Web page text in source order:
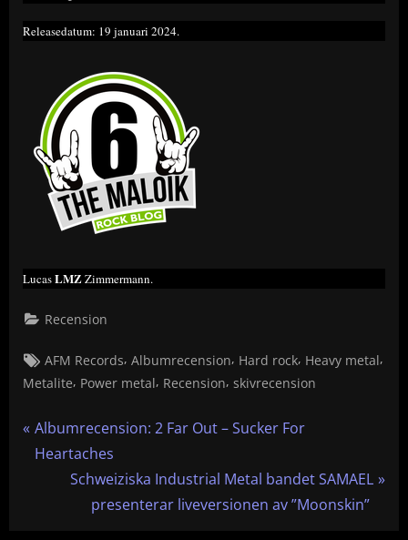
Releasedatum: 19 januari 2024.
LucasLMZZimmermann.
Recension
Tags:
AFM Records, Albumrecension, Hard rock, Heavy metal,
Metalite, Power metal, Recension, skivrecension
P
r
Albumrecension: 2 Far Out – Sucker For
Heartaches
N
Schweiziska Industrial Metal bandet SAMAEL
presenterar liveversionen av ”Moonskin”